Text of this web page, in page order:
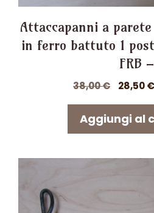
Attaccapanni a
in ferro battuto 1
FRB –
38,00€
Il
era:
28,50€
Aggiungi al